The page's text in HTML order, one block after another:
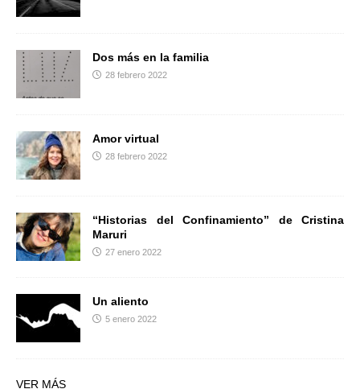
Dos más en la familia
28 febrero 2022
Amor virtual
28 febrero 2022
“Historias del Confinamiento” de Cristina
Maruri
27 enero 2022
Un aliento
5 enero 2022
VER MÁS